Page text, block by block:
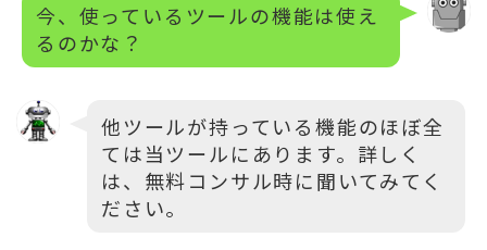
今、使っているツールの機能は使え
るのかな？
他ツールが持っている機能のほぼ全
ては当ツールにあります。詳しく
は、無料コンサル時に聞いてみてく
ださい。